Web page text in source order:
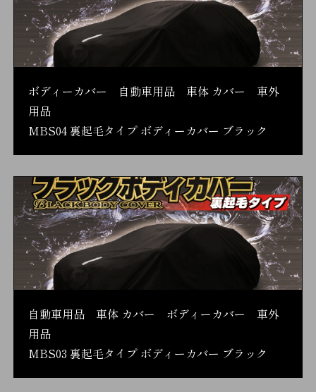
ボディーカバー 自動車用品 車体 カバー 車外
用品
MBS04 裏起毛タイプ ボディーカバー ブラック
自動車用品 車体 カバー ボディーカバー 車外
用品
MBS03 裏起毛タイプ ボディーカバー ブラック